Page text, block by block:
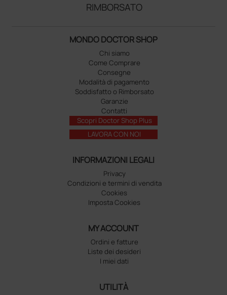
RIMBORSATO
MONDO DOCTOR SHOP
Chi siamo
Come Comprare
Consegne
Modalità di pagamento
Soddisfatto o Rimborsato
Garanzie
Contatti
Scopri Doctor Shop Plus
LAVORA CON NOI
INFORMAZIONI LEGALI
Privacy
Condizioni e termini di vendita
Cookies
Imposta Cookies
MY ACCOUNT
Ordini e fatture
Liste dei desideri
I miei dati
UTILITÀ